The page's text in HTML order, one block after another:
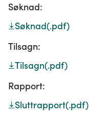
Søknad:
Søknad(.pdf)
Tilsagn:
Tilsagn(.pdf)
Rapport:
Sluttrapport(.pdf)